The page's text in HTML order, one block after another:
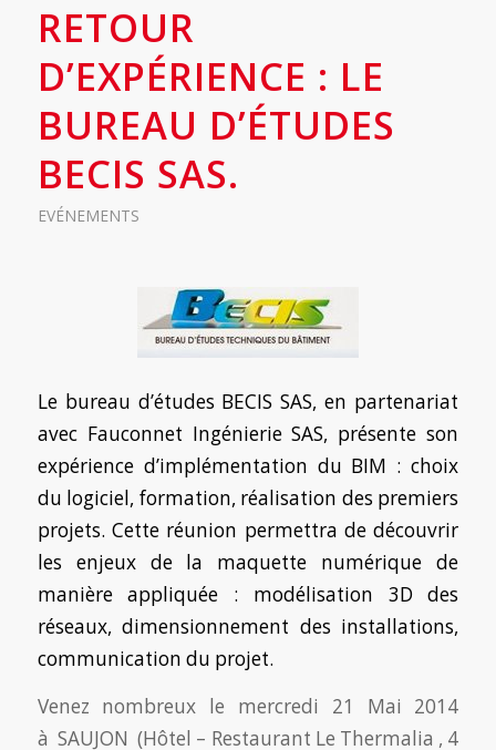
RETOUR
D’EXPÉRIENCE : LE
BUREAU D’ÉTUDES
BECIS SAS.
EVÉNEMENTS
Le bureau d’études BECIS SAS, en partenariat
avec Fauconnet Ingénierie SAS, présente son
expérience d’implémentation du BIM : choix
du logiciel, formation, réalisation des premiers
projets. Cette réunion permettra de découvrir
les enjeux de la maquette numérique de
manière appliquée : modélisation 3D des
réseaux, dimensionnement des installations,
communication du projet.
Venez nombreux le mercredi 21 Mai 2014
à SAUJON (Hôtel – Restaurant Le Thermalia , 4